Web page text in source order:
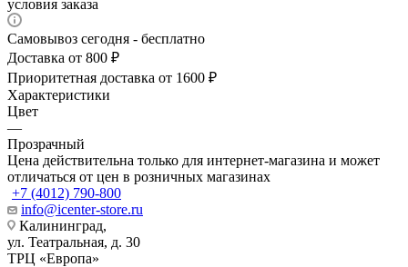
условия заказа
Самовывоз сегодня - бесплатно
Доставка от 800 ₽
Приоритетная доставка от 1600 ₽
Характеристики
Цвет
—
Прозрачный
Цена действительна только для интернет-магазина и может
отличаться от цен в розничных магазинах
+7 (4012) 790-800
info@icenter-store.ru
Калининград,
ул. Театральная, д. 30
ТРЦ «Европа»